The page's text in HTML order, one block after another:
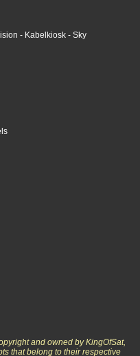
- Kabelkiosk - Sky
and owned by KingOfSat,
that belong to their respective